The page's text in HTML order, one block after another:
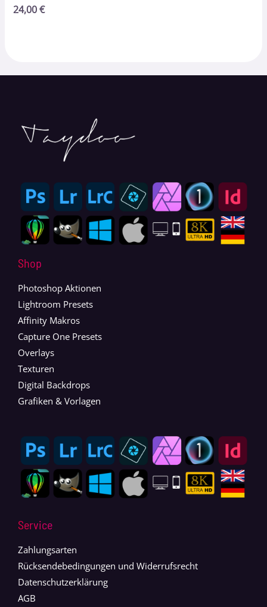
Bewertet
mit
24,00€
Shop
Photoshop Aktionen
Lightroom Presets
Affinity Makros
Capture One Presets
Overlays
Texturen
Digital Backdrops
Grafiken & Vorlagen
Service
Zahlungsarten
Rücksendebedingungen und Widerrufsrecht
Datenschutzerklärung
AGB